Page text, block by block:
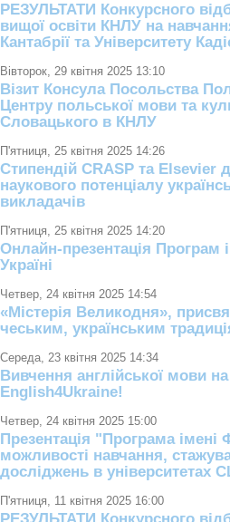
РЕЗУЛЬТАТИ Конкурсного
вищої освіти КНЛУ на
Кантабрії та Університету
Вівторок, 29 квітня 2025 13:10
Візит Консула Посольства
Центру польської мови та
Словацького в КНЛУ
П'ятниця, 25 квітня 2025 14:26
Стипендій CRASP та Elsevier
наукового потенціалу
викладачів
П'ятниця, 25 квітня 2025 14:20
Онлайн-презентація Програм
Україні
Четвер, 24 квітня 2025 14:54
«Містерія Великодня»,
чеським, українським
Середа, 23 квітня 2025 14:34
Вивчення англійської мови
English4Ukraine!
Четвер, 24 квітня 2025 15:00
Презентація "Програма імені
можливості навчання,
досліджень в університетах
П'ятниця, 11 квітня 2025 16:00